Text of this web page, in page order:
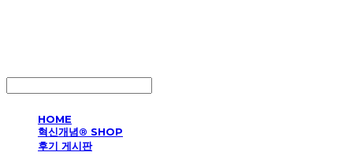
HOME
혁신개념® SHOP
후기 게시판